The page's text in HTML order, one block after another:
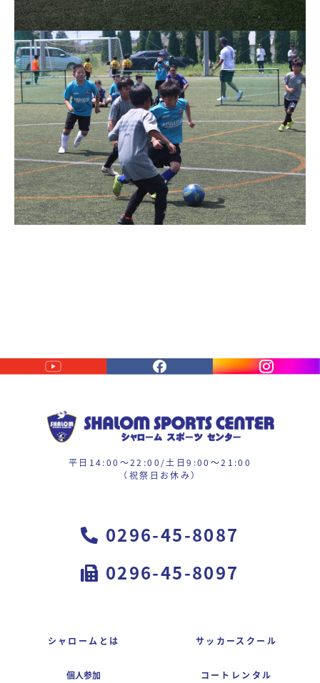
平日14:00〜22:00/土日9:00〜21:00
（祝祭日お休み）
0296-45-8087
0296-45-8097
シャロームとは サッカースクール
個人参加 コートレンタル